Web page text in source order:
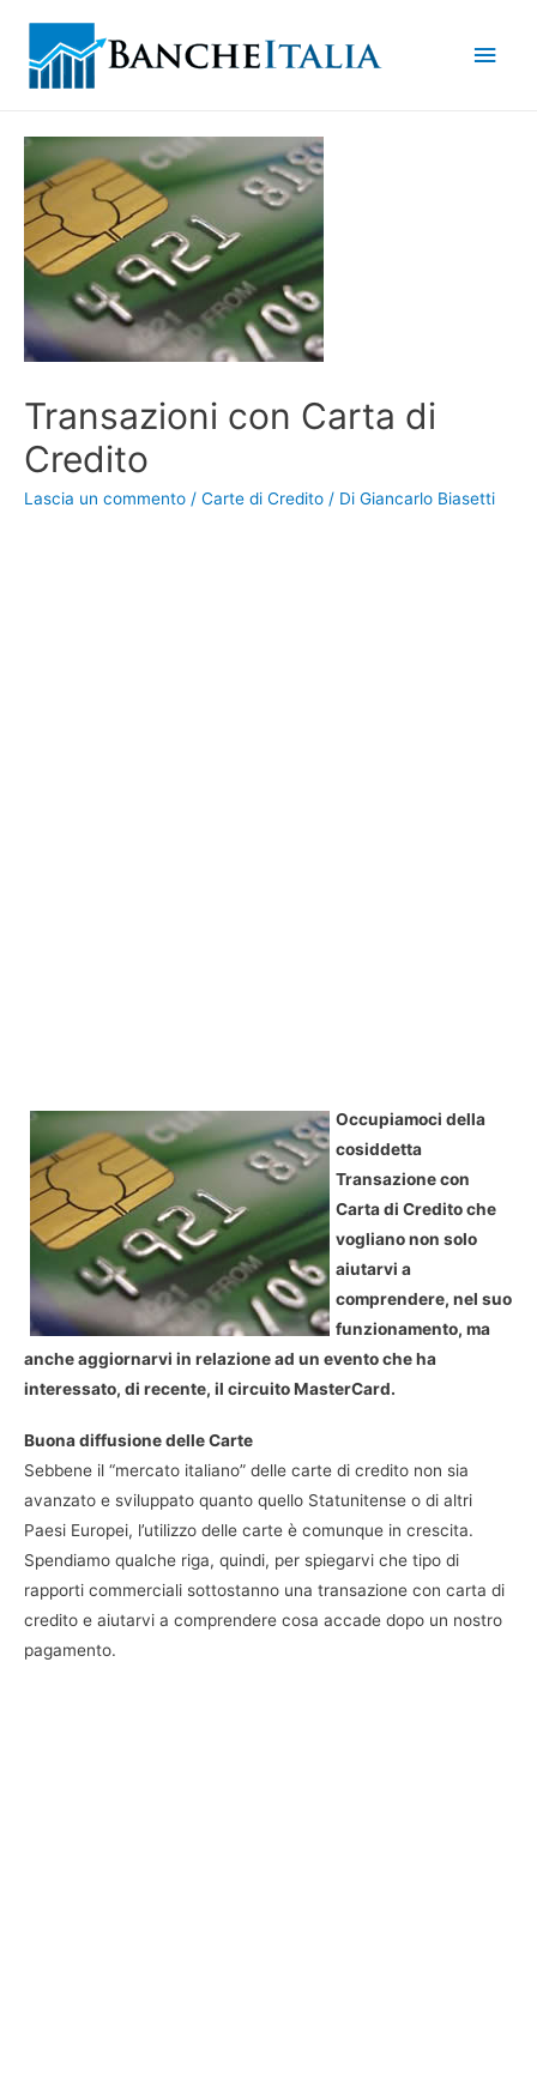
Transazioni con Carta di
Credito
Lascia un commento / Carte di Credito / Di Giancarlo Biasetti
Occupiamoci della
cosiddetta
Transazione con
Carta di Credito che
vogliano non solo
aiutarvi a
comprendere, nel suo
funzionamento, ma
anche aggiornarvi in relazione ad un evento che ha
interessato, di recente, il circuito MasterCard.
Buona diffusione delle Carte
Sebbene il “mercato italiano” delle carte di credito non sia
avanzato e sviluppato quanto quello Statunitense o di altri
Paesi Europei, l’utilizzo delle carte è comunque in crescita.
Spendiamo qualche riga, quindi, per spiegarvi che tipo di
rapporti commerciali sottostanno una transazione con carta di
credito e aiutarvi a comprendere cosa accade dopo un nostro
pagamento.